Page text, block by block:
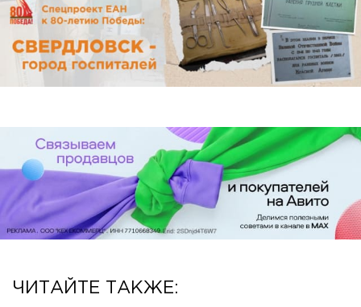
ЧИТАЙТЕ ТАКЖЕ: